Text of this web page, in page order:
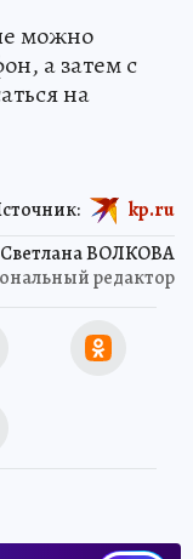
можно
а затем с
на
Светлана ВОЛКОВА
редактор
kp.ru